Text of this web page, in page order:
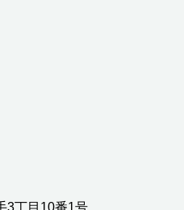
3丁目10番1号